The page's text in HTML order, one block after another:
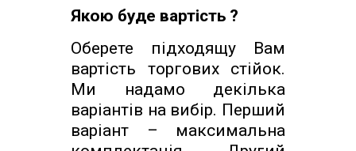
Якою буде вартість ?
Оберете підходящу Вам
вартість торгових стійок.
Ми надамо декілька
варіантів на вибір. Перший
варіант – максимальна